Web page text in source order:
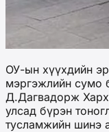
ОУ-ын хүүхдийн
мэргэжлийн сумо
Д.Дагвадорж
улсад бүрэн
тусламжийн шинэ